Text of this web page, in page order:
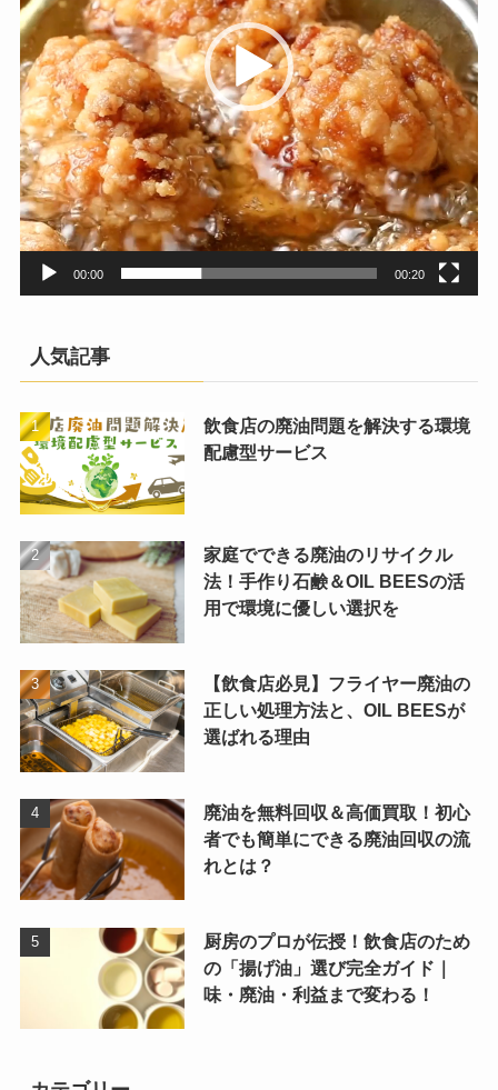
ー
00:00 00:20
人気記事
飲食店の廃油問題を解決する環境
配慮型サービス
家庭でできる廃油のリサイクル
法！手作り石鹸＆OIL BEESの活
用で環境に優しい選択を
【飲食店必見】フライヤー廃油の
正しい処理方法と、OIL BEESが
選ばれる理由
廃油を無料回収＆高価買取！初心
者でも簡単にできる廃油回収の流
れとは？
厨房のプロが伝授！飲食店のため
の「揚げ油」選び完全ガイド｜
味・廃油・利益まで変わる！